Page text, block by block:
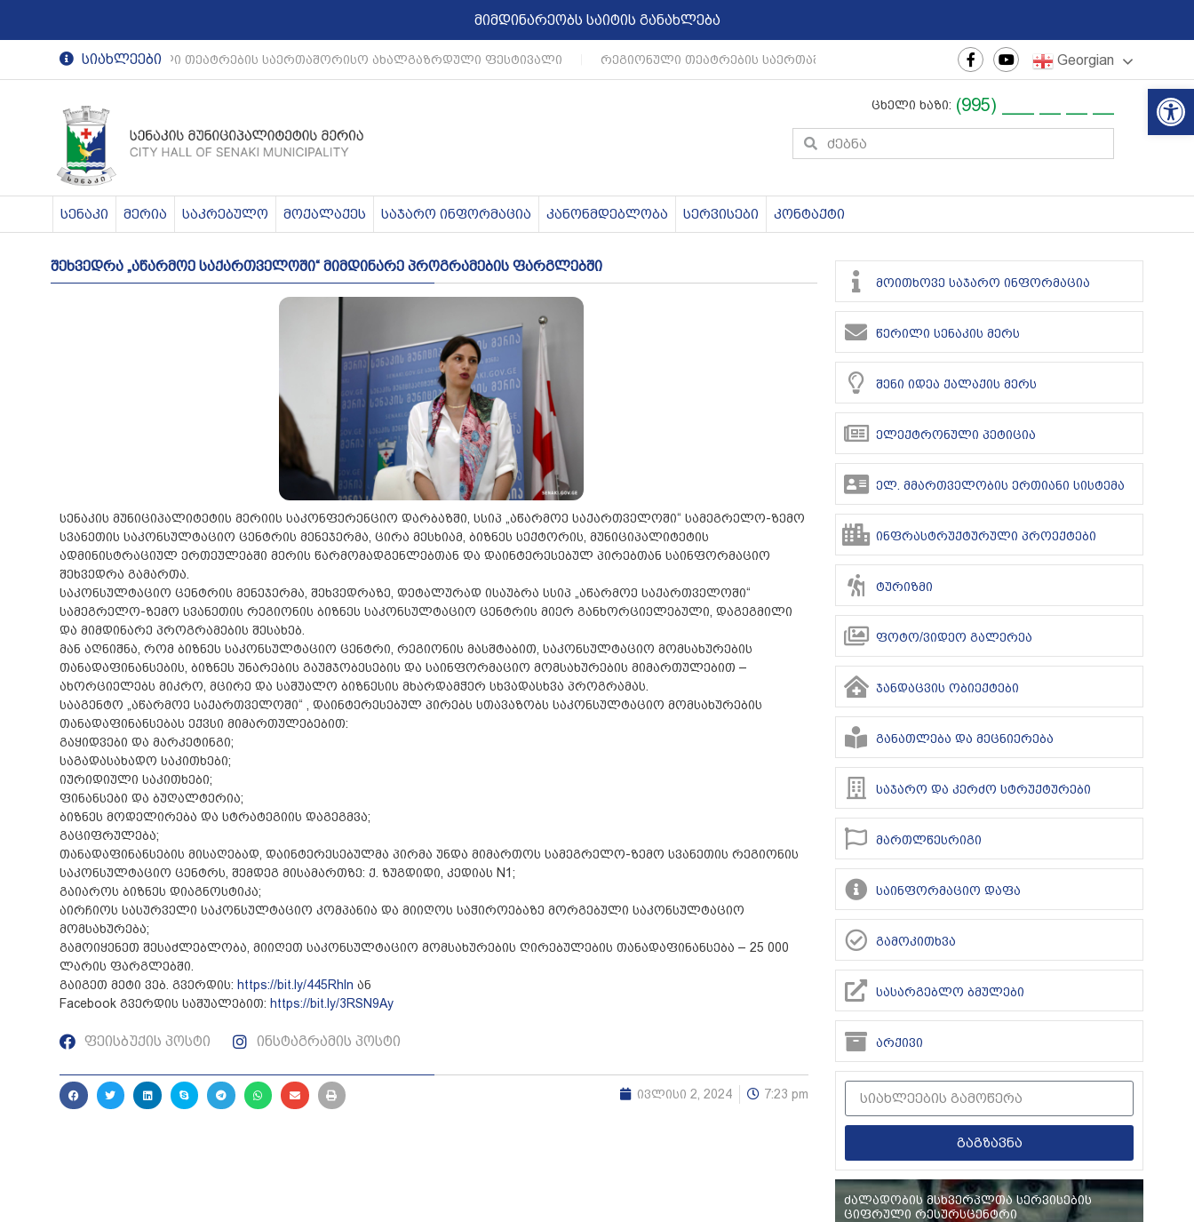
მიმდინარეობს საიტის განახლება
სიახლეები
რეგიონული თეატრების საერთაშორისო ახალგაზრდული ფესტივალი რეგიონული თეატრების საერთაშორისო ახალგაზრდული ფესტივალი | რეგიონული
Georgian
ცხელი ხაზი: (995) ___ __ __ __
სენაკი მერია საკრებულო მოქალაქეს საჯარო ინფორმაცია კანონმდებლობა სერვისები კონტაქტი
შეხვედრა „აწარმოე საქართველოში“ მიმდინარე პროგრამების ფარგლებში
სენაკის მუნიციპალიტეტის მერიის საკონფერენციო დარბაზში, სსიპ „აწარმოე საქართველოში“ სამეგრელო-ზემო
სვანეთის საკონსულტაციო ცენტრის მენეჯერმა, ცირა მესხიამ, ბიზნეს სექტორის, მუნიციპალიტეტის
ადმინისტრაციულ ერთეულებში მერის წარმომადგენლებთან და დაინტერესებულ პირებთან საინფორმაციო
შეხვედრა გამართა.
საკონსულტაციო ცენტრის მენეჯერმა, შეხვედრაზე, დეტალურად ისაუბრა სსიპ „აწარმოე საქართველოში“
სამეგრელო-ზემო სვანეთის რეგიონის ბიზნეს საკონსულტაციო ცენტრის მიერ განხორციელებული, დაგეგმილი
და მიმდინარე პროგრამების შესახებ.
მან აღნიშნა, რომ ბიზნეს საკონსულტაციო ცენტრი, რეგიონის მასშტაბით, საკონსულტაციო მომსახურების
თანადაფინანსების, ბიზნეს უნარების გაუმჯობესების და საინფორმაციო მომსახურების მიმართულებით –
ახორციელებს მიკრო, მცირე და საშუალო ბიზნესის მხარდამჭერ სხვადასხვა პროგრამას.
სააგენტო „აწარმოე საქართველოში“ , დაინტერესებულ პირებს სთავაზობს საკონსულტაციო მომსახურების
თანადაფინანსებას ექვსი მიმართულებებით:
გაყიდვები და მარკეტინგი;
საგადასახადო საკითხები;
იურიდიული საკითხები;
ფინანსები და ბუღალტერია;
ბიზნეს მოდელირება და სტრატეგიის დაგეგმვა;
გაციფრულება;
თანადაფინანსების მისაღებად, დაინტერესებულმა პირმა უნდა მიმართოს სამეგრელო-ზემო სვანეთის რეგიონის
საკონსულტაციო ცენტრს, შემდეგ მისამართზე: ქ. ზუგდიდი, კედიას N1;
გაიაროს ბიზნეს დიაგნოსტიკა;
აირჩიოს სასურველი საკონსულტაციო კომპანია და მიიღოს საჭიროებაზე მორგებული საკონსულტაციო
მომსახურება;
გამოიყენეთ შესაძლებლობა, მიიღეთ საკონსულტაციო მომსახურების ღირებულების თანადაფინანსება – 25 000
ლარის ფარგლებში.
გაიგეთ მეტი ვებ. გვერდის: https://bit.ly/445Rhln ან
Facebook გვერდის საშუალებით: https://bit.ly/3RSN9Ay
ფეისბუქის პოსტი ინსტაგრამის პოსტი
ივლისი 2, 2024 7:23 pm
მოითხოვე საჯარო ინფორმაცია
წერილი სენაკის მერს
შენი იდეა ქალაქის მერს
ელექტრონული პეტიცია
ელ. მმართველობის ერთიანი სისტემა
ინფრასტრუქტურული პროექტები
ტურიზმი
ფოტო/ვიდეო გალერეა
ჯანდაცვის ობიექტები
განათლება და მეცნიერება
საჯარო და კერძო სტრუქტურები
მართლწესრიგი
საინფორმაციო დაფა
გამოკითხვა
სასარგებლო ბმულები
არქივი
გაგზავნა
ძალადობის მსხვერპლთა სერვისების
ციფრული რესურსცენტრი